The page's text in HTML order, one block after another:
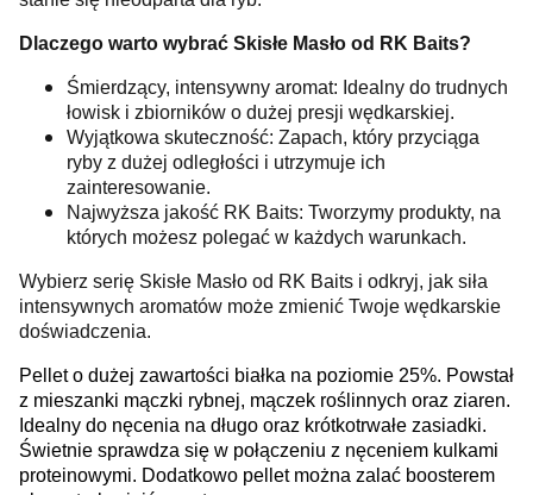
Dlaczego warto wybrać Skisłe Masło od RK Baits?
Śmierdzący, intensywny aromat: Idealny do trudnych
łowisk i zbiorników o dużej presji wędkarskiej.
Wyjątkowa skuteczność: Zapach, który przyciąga
ryby z dużej odległości i utrzymuje ich
zainteresowanie.
Najwyższa jakość RK Baits: Tworzymy produkty, na
których możesz polegać w każdych warunkach.
Wybierz serię Skisłe Masło od RK Baits i odkryj, jak siła
intensywnych aromatów może zmienić Twoje wędkarskie
doświadczenia.
Pellet o dużej zawartości białka na poziomie 25%. Powstał
z mieszanki mączki rybnej, mączek roślinnych oraz ziaren.
Idealny do nęcenia na długo oraz krótkotrwałe zasiadki.
Świetnie sprawdza się w połączeniu z nęceniem kulkami
proteinowymi. Dodatkowo pellet można zalać boosterem